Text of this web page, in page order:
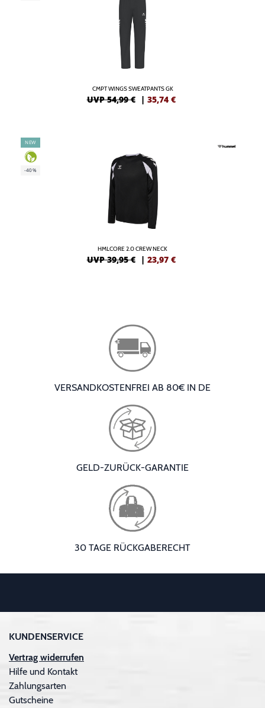
CMPT WINGS SWEATPANTS GK
UVP 54,99 € | 35,74 €
NEW
-40%
HMLCORE 2.0 CREW NECK
UVP 39,95 € | 23,97 €
VERSANDKOSTENFREI AB 80€ IN DE
GELD-ZURÜCK-GARANTIE
30 TAGE RÜCKGABERECHT
KUNDENSERVICE
Vertrag widerrufen
Hilfe und Kontakt
Zahlungsarten
Gutscheine